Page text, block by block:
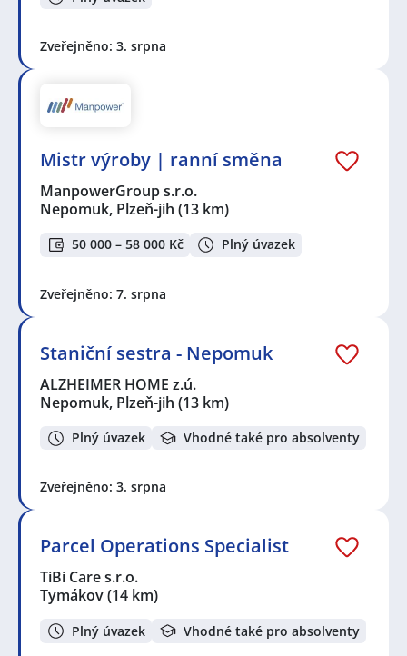
Zveřejněno: 3. srpna
Mistr výroby | ranní směna
ManpowerGroup s.r.o.
Nepomuk, Plzeň-jih (13 km)
50 000 – 58 000 Kč Plný úvazek
Zveřejněno: 7. srpna
Staniční sestra - Nepomuk
ALZHEIMER HOME z.ú.
Nepomuk, Plzeň-jih (13 km)
Plný úvazek Vhodné také pro absolventy
Zveřejněno: 3. srpna
Parcel Operations Specialist
TiBi Care s.r.o.
Tymákov(14 km)
Plný úvazek Vhodné také pro absolventy